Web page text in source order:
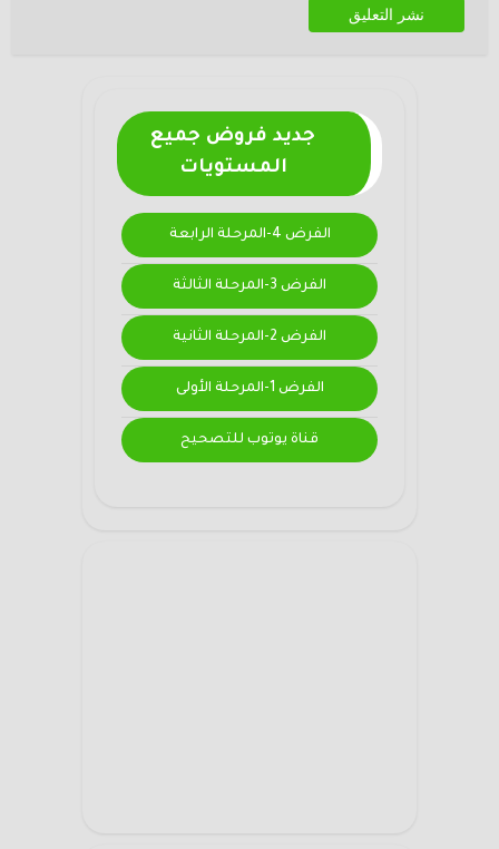
جديد فروض جميع
المستويات
الفرض 4-المرحلة الرابعة
الفرض 3-المرحلة الثالثة
الفرض 2-المرحلة الثانية
الفرض 1-المرحلة الأولى
قناة يوتوب للتصحيح